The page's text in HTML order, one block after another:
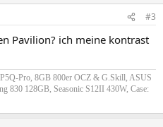
#3
Pavilion? ich meine kontrast
Pro, 8GB 800er OCZ & G.Skill, ASUS
830 128GB, Seasonic S12II 430W, Case: